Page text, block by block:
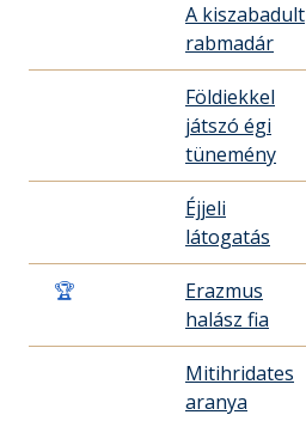
A kiszabadult
rabmadár
Földiekkel
játszó égi
tünemény
Éjjeli
látogatás
🏆
Erazmus
halász fia
Mitihridates
aranya